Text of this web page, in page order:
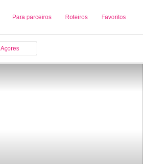
Para parceiros Roteiros Favoritos
Sobre nós Adicionar uma Empresa
Açores